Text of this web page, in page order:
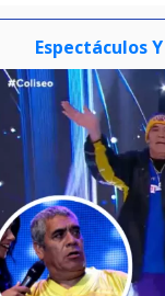
Espectáculos